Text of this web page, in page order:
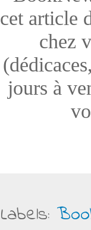
cet article
chez
jours à
Labels: